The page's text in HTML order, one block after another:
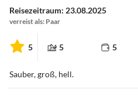
Reisezeitraum: 23.08.2025
verreist als: Paar
5 5 5
Sauber, groß, hell.